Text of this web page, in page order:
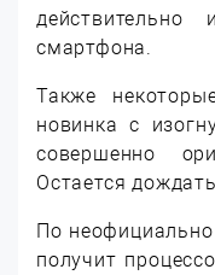
смартфона.
Также
новинка с
совершенно
Остается
По
получит